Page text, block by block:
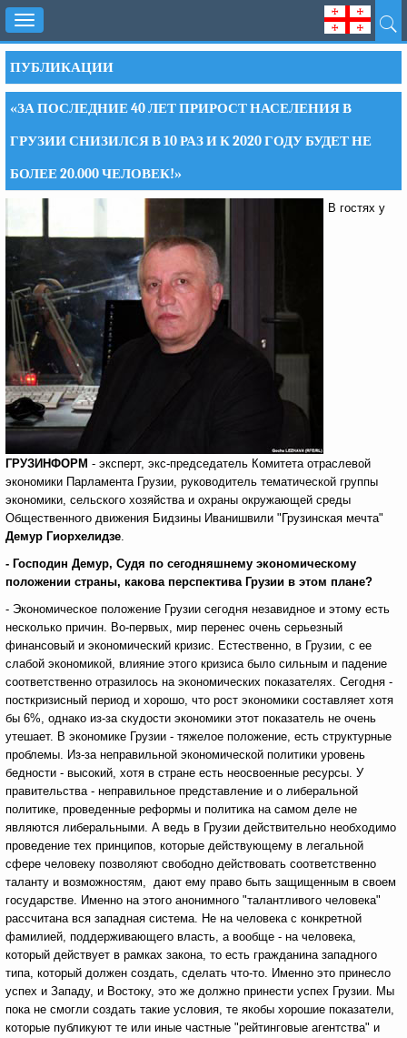
Toggle
navigation
ПУБЛИКАЦИИ
«ЗА ПОСЛЕДНИЕ 40 ЛЕТ ПРИРОСТ НАСЕЛЕНИЯ В
ГРУЗИИ СНИЗИЛСЯ В 10 РАЗ И К 2020 ГОДУ БУДЕТ НЕ
БОЛЕЕ 20.000 ЧЕЛОВЕК!»
В гостях у
ГРУЗИНФОРМ - эксперт, экс-председатель Комитета отраслевой
экономики Парламента Грузии, руководитель тематической группы
экономики, сельского хозяйства и охраны окружающей среды
Общественного движения Бидзины Иванишвили "Грузинская мечта"
Демур Гиорхелидзе.
- Господин Демур, Судя по сегодняшнему экономическому
положении страны, какова перспектива Грузии в этом плане?
- Экономическое положение Грузии сегодня незавидное и этому есть
несколько причин. Во-первых, мир перенес очень серьезный
финансовый и экономический кризис. Естественно, в Грузии, с ее
слабой экономикой, влияние этого кризиса было сильным и падение
соответственно отразилось на экономических показателях. Сегодня -
посткризисный период и хорошо, что рост экономики составляет хотя
бы 6%, однако из-за скудости экономики этот показатель не очень
утешает. В экономике Грузии - тяжелое положение, есть структурные
проблемы. Из-за неправильной экономической политики уровень
бедности - высокий, хотя в стране есть неосвоенные ресурсы. У
правительства - неправильное представление и о либеральной
политике, проведенные реформы и политика на самом деле не
являются либеральными. А ведь в Грузии действительно необходимо
проведение тех принципов, которые действующему в легальной
сфере человеку позволяют свободно действовать соответственно
таланту и возможностям, дают ему право быть защищенным в своем
государстве. Именно на этого анонимного "талантливого человека"
рассчитана вся западная система. Не на человека с конкретной
фамилией, поддерживающего власть, а вообще - на человека,
который действует в рамках закона, то есть гражданина западного
типа, который должен создать, сделать что-то. Именно это принесло
успех и Западу, и Востоку, это же должно принести успех Грузии. Мы
пока не смогли создать такие условия, те якобы хорошие показатели,
которые публикуют те или иные частные "рейтинговые агентства" и